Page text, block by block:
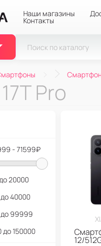
Наши магазины
Контакты
Pro
12/
- 71599₽
20000
40000
99999
до 150000